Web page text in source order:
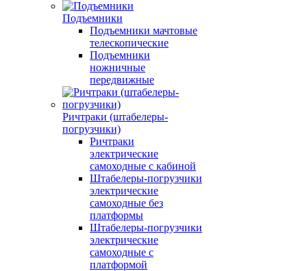
Подъемники
Подъемники мачтовые
телескопические
Подъемники
ножничные
передвижные
Ричтраки (штабелеры-
погрузчики)
Ричтраки
электрические
самоходные с кабиной
Штабелеры-погрузчики
электрические
самоходные без
платформы
Штабелеры-погрузчики
электрические
самоходные с
платформой